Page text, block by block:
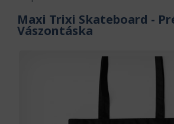
Maxi Trixi Skateboard -
Vászontáska